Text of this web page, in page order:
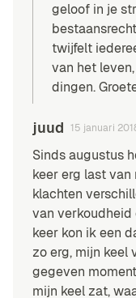
geloof in je
twijfelt
van het
dingen.
juud 15 januari
Sinds augustus
keer erg last van
klachten
van verkoudheid
keer kon ik een
zo erg, mijn keel
gegeven
mijn keel zat,